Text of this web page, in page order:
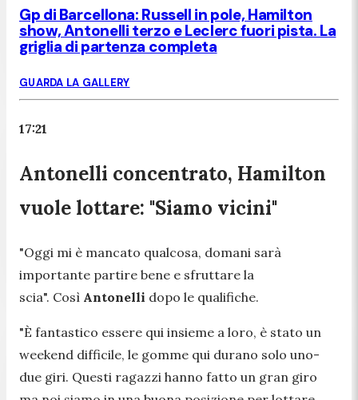
Gp di Barcellona: Russell in pole, Hamilton
show, Antonelli terzo e Leclerc fuori pista. La
griglia di partenza completa
GUARDA LA GALLERY
17:21
Antonelli concentrato, Hamilton
vuole lottare: "Siamo vicini"
"Oggi mi è mancato qualcosa, domani sarà
importante partire bene e sfruttare la
scia". Così Antonelli dopo le qualifiche.
"È fantastico essere qui insieme a loro, è stato un
weekend difficile, le gomme qui durano solo uno-
due giri. Questi ragazzi hanno fatto un gran giro